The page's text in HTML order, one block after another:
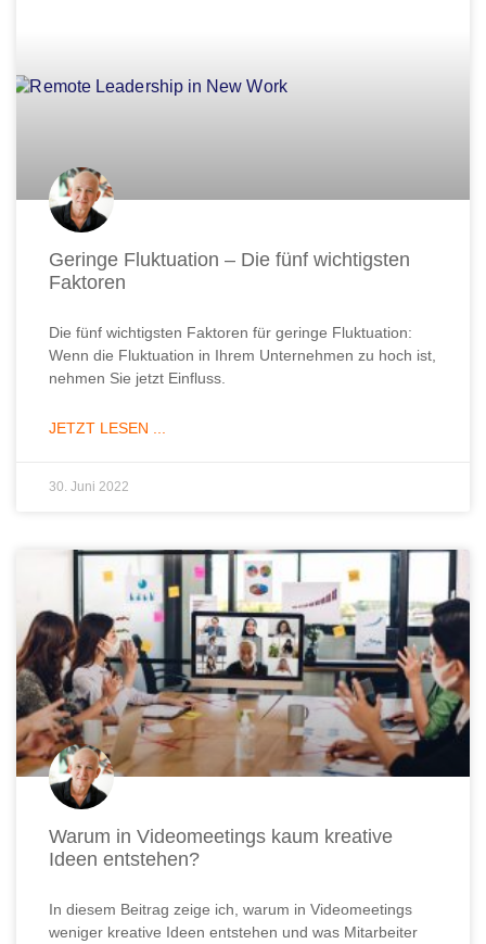
Geringe Fluktuation – Die fünf wichtigsten
Faktoren
Die fünf wichtigsten Faktoren für geringe Fluktuation:
Wenn die Fluktuation in Ihrem Unternehmen zu hoch ist,
nehmen Sie jetzt Einfluss.
JETZT LESEN ...
30. Juni 2022
Warum in Videomeetings kaum kreative
Ideen entstehen?
In diesem Beitrag zeige ich, warum in Videomeetings
weniger kreative Ideen entstehen und was Mitarbeiter